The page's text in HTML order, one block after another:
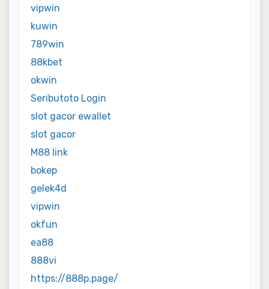
vipwin
kuwin
789win
88kbet
okwin
Seributoto Login
slot gacor ewallet
slot gacor
M88 link
bokep
gelek4d
vipwin
okfun
ea88
888vi
https://888p.page/